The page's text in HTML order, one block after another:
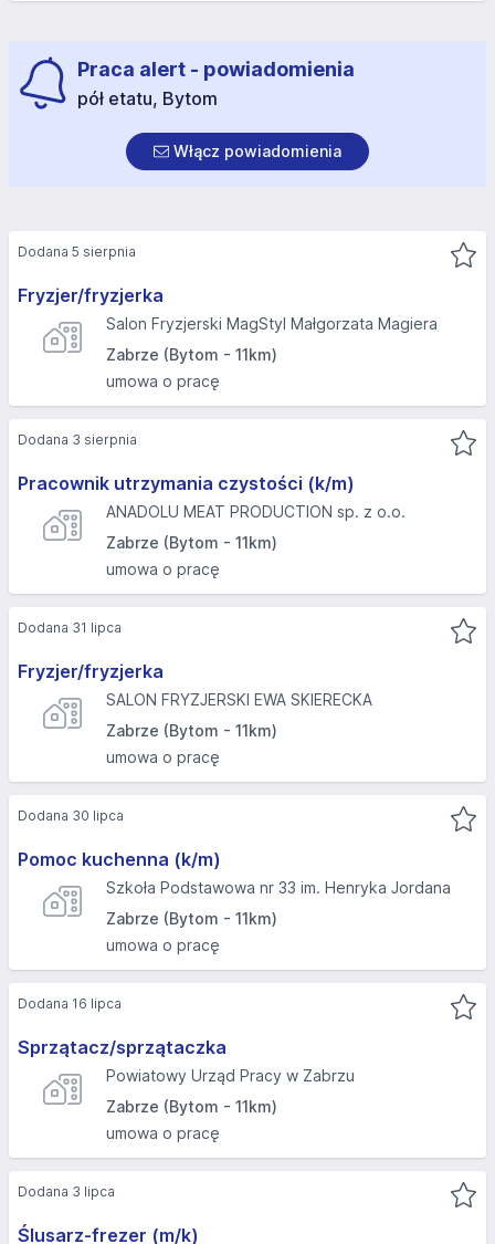
Praca alert - powiadomienia
pół etatu, Bytom
Włącz powiadomienia
Fryzjer/fryzjerka
Salon Fryzjerski MagStyl Małgorzata Magiera
Zabrze (Bytom - 11km)
umowa o pracę
Dodana 5 sierpnia
Pracownik utrzymania czystości (k/m)
ANADOLU MEAT PRODUCTION sp. z o.o.
Zabrze (Bytom - 11km)
umowa o pracę
Dodana 3 sierpnia
Fryzjer/fryzjerka
SALON FRYZJERSKI EWA SKIERECKA
Zabrze (Bytom - 11km)
umowa o pracę
Dodana 31 lipca
Pomoc kuchenna (k/m)
Szkoła Podstawowa nr 33 im. Henryka Jordana
Zabrze (Bytom - 11km)
umowa o pracę
Dodana 30 lipca
Sprzątacz/sprzątaczka
Powiatowy Urząd Pracy w Zabrzu
Zabrze (Bytom - 11km)
umowa o pracę
Dodana 16 lipca
Ślusarz-frezer (m/k)
Dodana 3 lipca